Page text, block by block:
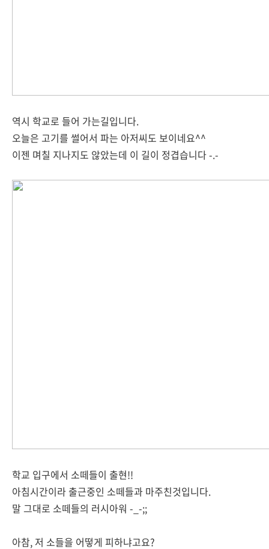
역시 학교로 들어 가는길입니다.
오늘은 고기를 썰어서 파는 아저씨도 보이네요^^
이젠 며칠 지나지도 않았는데 이 길이 정겹습니다 -.-
학교 입구에서 소떼들이 출현!!
아침시간이라 출근중인 소떼들과 마주친것입니다.
말 그대로 소떼들의 러시아워 -_-;;
아참, 저 소들을 어떻게 피하냐고요?